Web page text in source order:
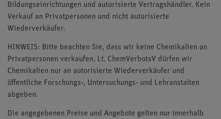
Bildungseinrichtungen und autorisierte Vertragshändler. Kein
Verkauf an Privatpersonen und nicht autorisierte
Wiederverkäufer.
HINWEIS: Bitte beachten Sie, dass wir keine Chemikalien an
Privatpersonen verkaufen. Lt. ChemVerbotsV dürfen wir
Chemikalien nur an autorisierte Wiederverkäufer und
öffentliche Forschungs-, Untersuchungs- und Lehranstalten
abgeben.
Die angegebenen Preise und Angebote gelten nur innerhalb